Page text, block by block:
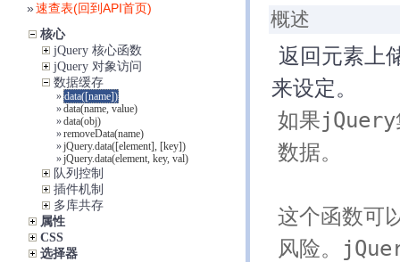
概述
返回元素上
来设定。
如果jQuery
数据。
这个函数可
风险。
»速查表(回到API首页)
核心
jQuery 核心函数
jQuery 对象访问
数据缓存
» data([name])
»data(name, value)
»data(obj)
»removeData(name)
»jQuery.data([element], [key])
»jQuery.data(element, key, val)
队列控制
插件机制
多库共存
属性
CSS
选择器